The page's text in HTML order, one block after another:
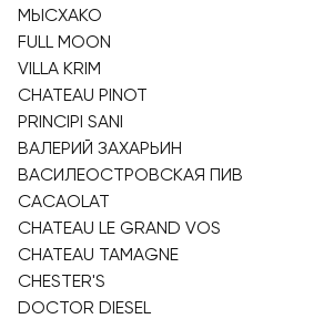
МЫСХАКО
FULL MOON
VILLA KRIM
CHATEAU PINOT
PRINCIPI SANI
ВАЛЕРИЙ ЗАХАРЬИН
ВАСИЛЕОСТРОВСКАЯ ПИВ
CACAOLAT
CHATEAU LE GRAND VOS
CHATEAU TAMAGNE
CHESTER'S
DOCTOR DIESEL